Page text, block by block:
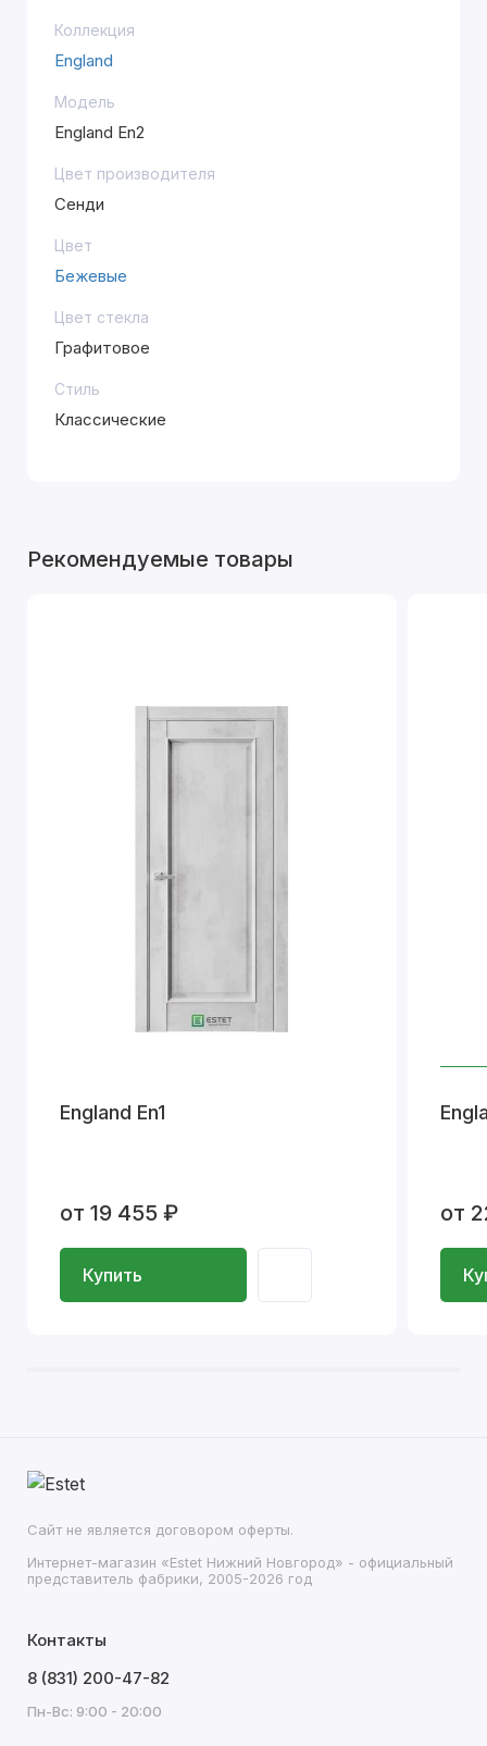
Коллекция
England
Модель
England En2
Цвет производителя
Сенди
Цвет
Бежевые
Цвет стекла
Графитовое
Стиль
Классические
Рекомендуемые товары
England En1
от 19 455 ₽
Купить
от
Сайт не является договором оферты.
Интернет-магазин «Estet Нижний Новгород» - официальный
представитель фабрики, 2005-2026 год
Контакты
8 (831) 200-47-82
Пн-Вс: 9:00 - 20:00